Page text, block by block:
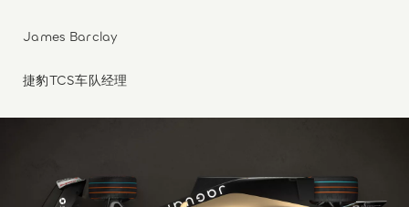
James Barclay
捷豹TCS车队经理